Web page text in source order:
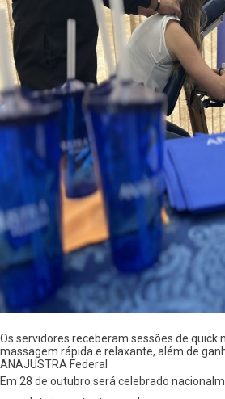
Os servidores receberam sessões de quick
massagem rápida e relaxante, além de
ANAJUSTRA Federal
Em 28 de outubro será celebrado